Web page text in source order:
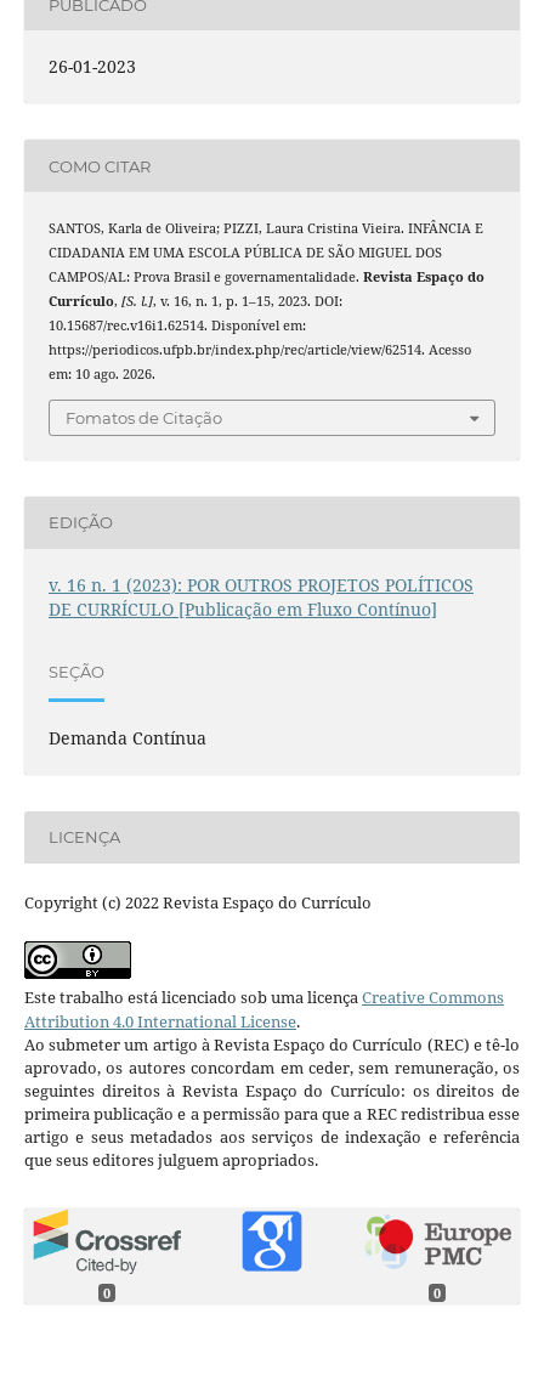
PUBLICADO
26-01-2023
COMO CITAR
SANTOS, Karla de Oliveira; PIZZI, Laura Cristina Vieira. INFÂNCIA E
CIDADANIA EM UMA ESCOLA PÚBLICA DE SÃO MIGUEL DOS
CAMPOS/AL: Prova Brasil e governamentalidade. Revista Espaço do
Currículo, [S. l.], v. 16, n. 1, p. 1–15, 2023. DOI:
10.15687/rec.v16i1.62514. Disponível em:
https://periodicos.ufpb.br/index.php/rec/article/view/62514. Acesso
em: 10 ago. 2026.
Fomatos de Citação
EDIÇÃO
v. 16 n. 1 (2023): POR OUTROS PROJETOS POLÍTICOS
DE CURRÍCULO [Publicação em Fluxo Contínuo]
SEÇÃO
Demanda Contínua
LICENÇA
Copyright (c) 2022 Revista Espaço do Currículo
Este trabalho está licenciado sob uma licençaCreative Commons
Attribution 4.0 International License.
Ao submeter um artigo à Revista Espaço do Currículo (REC) e tê-lo
aprovado, os autores concordam em ceder, sem remuneração, os
seguintes direitos à Revista Espaço do Currículo: os direitos de
primeira publicação e a permissão para que a REC redistribua esse
artigo e seus metadados aos serviços de indexação e referência
que seus editores julguem apropriados.
0 0